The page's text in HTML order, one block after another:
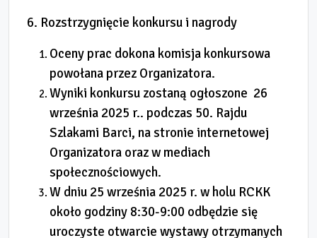
6. Rozstrzygnięcie konkursu i nagrody
Oceny prac dokona komisja konkursowa
powołana przez Organizatora.
Wyniki konkursu zostaną ogłoszone 26
września 2025 r.. podczas 50. Rajdu
Szlakami Barci, na stronie internetowej
Organizatora oraz w mediach
społecznościowych.
W dniu 25 września 2025 r. w holu RCKK
około godziny 8:30-9:00 odbędzie się
uroczyste otwarcie wystawy otrzymanych